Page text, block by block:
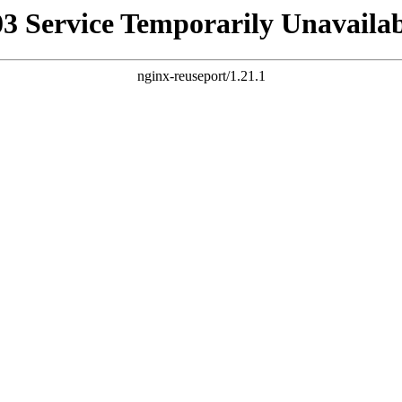
Service Temporarily
nginx-reuseport/1.21.1